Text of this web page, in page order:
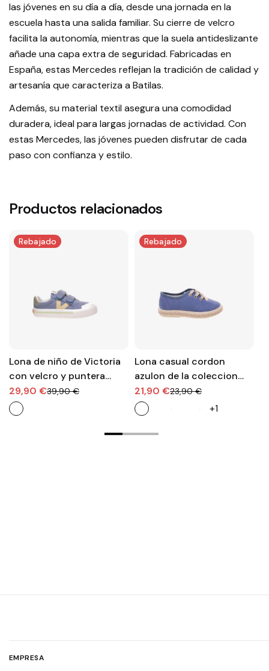
las jóvenes en su día a día, desde una jornada en la
escuela hasta una salida familiar. Su cierre de velcro
facilita la autonomía, mientras que la suela antideslizante
añade una capa extra de seguridad. Fabricadas en
España, estas Mercedes reflejan la tradición de calidad y
artesanía que caracteriza a Batilas.
Además, su material textil asegura una comodidad
duradera, ideal para largas jornadas de actividad. Con
estas Mercedes, las jóvenes pueden disfrutar de cada
paso con confianza y estilo.
Productos relacionados
Rebajado
Lona de niño de Victoria
con velcro y puntera
reforzada.
29,90 €39,90 €
Rebajado
Lona casual cordon
azulon de la coleccion
Vulpeques
21,90 €23,90 €
+1
EMPRESA